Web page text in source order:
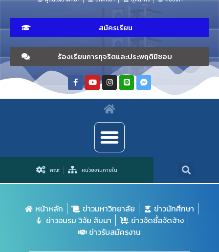
สมัครเรียน
ร้องเรียนการทุจริตและประพฤติมิชอบ
คณะ หน่วยงานภายใน
หน้าหลัก ข่าวมหาวิทยาลัย
ข่าวนักศึกษา
ข่าวอบรม วิจัย สัมนา
ข่าวจัดซื้อจัดจ้าง
ข่าวรับสมัครงาน